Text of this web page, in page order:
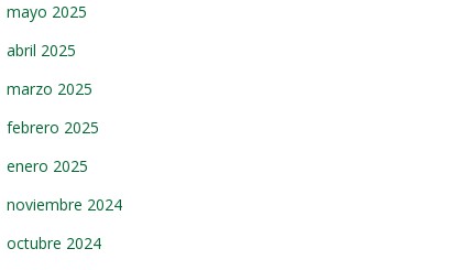
mayo 2025
abril 2025
marzo 2025
febrero 2025
enero 2025
noviembre 2024
octubre 2024